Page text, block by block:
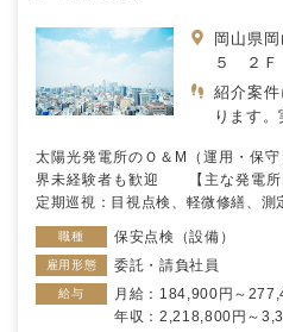
岡山県
５ ２Ｆ
紹介案
ります。
太陽光発電所のＯ＆М（運用・保
界未経験者も歓迎 【主な発電
定期巡視：目視点検、軽微修繕、
職種 保安点検（設備）
雇用形態 委託・請負社員
給与
月給：184,900円～
年収：2,218,800円～